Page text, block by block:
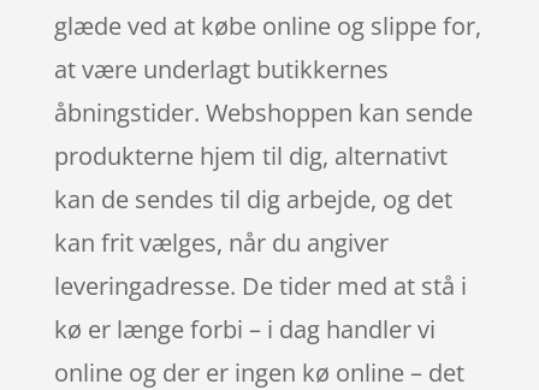
glæde ved at købe online og slippe for,
at være underlagt butikkernes
åbningstider. Webshoppen kan sende
produkterne hjem til dig, alternativt
kan de sendes til dig arbejde, og det
kan frit vælges, når du angiver
leveringadresse. De tider med at stå i
kø er længe forbi – i dag handler vi
online og der er ingen kø online – det